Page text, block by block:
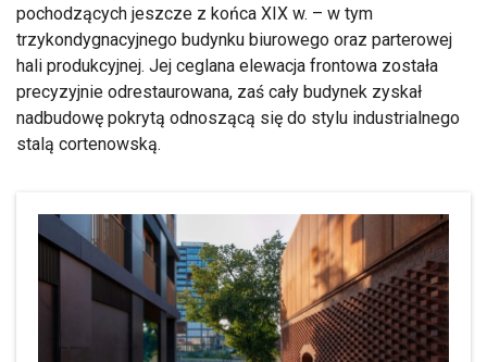
pochodzących jeszcze z końca XIX w. – w tym
trzykondygnacyjnego budynku biurowego oraz parterowej
hali produkcyjnej. Jej ceglana elewacja frontowa została
precyzyjnie odrestaurowana, zaś cały budynek zyskał
nadbudowę pokrytą odnoszącą się do stylu industrialnego
stalą cortenowską.